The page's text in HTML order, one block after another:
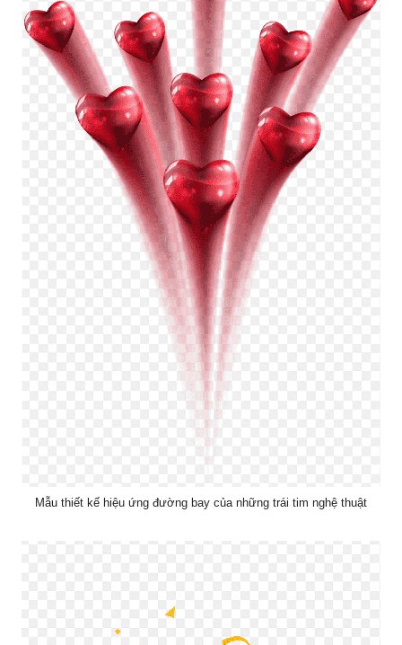
Mẫu thiết kế hiệu ứng đường bay của những trái tim nghệ thuật